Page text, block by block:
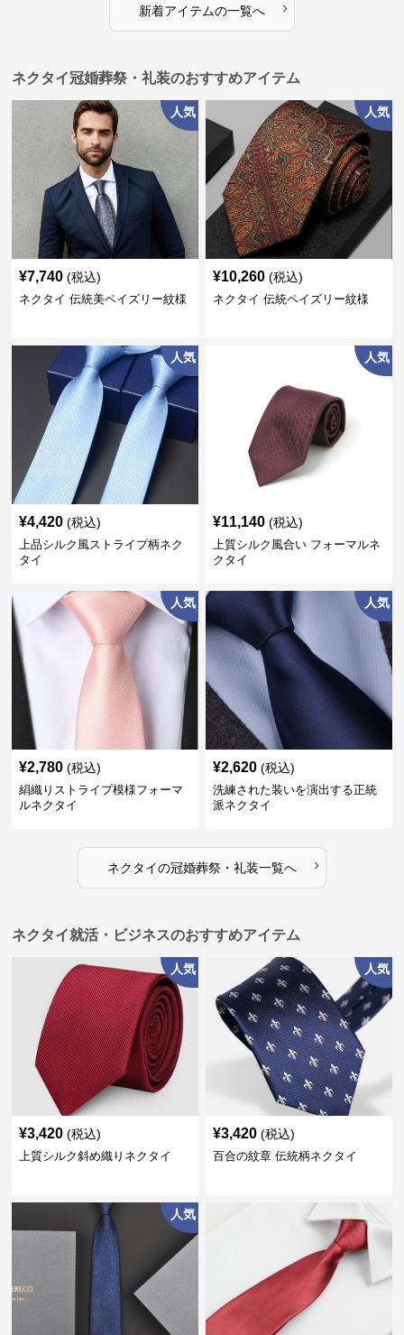
新着アイテムの一覧へ ›
ネクタイ冠婚葬祭・礼装のおすすめアイテム
人気
¥7,740 (税込)
ネクタイ 伝統美ペイズリー紋様
人気
¥10,260 (税込)
ネクタイ 伝統ペイズリー紋様
人気
¥4,420 (税込)
上品シルク風ストライプ柄ネク
タイ
人気
¥11,140 (税込)
上質シルク風合い フォーマルネ
クタイ
人気
¥2,780 (税込)
絹織りストライプ模様フォーマ
ルネクタイ
人気
¥2,620 (税込)
洗練された装いを演出する正統
派ネクタイ
ネクタイの冠婚葬祭・礼装一覧へ ›
ネクタイ就活・ビジネスのおすすめアイテム
人気
¥3,420 (税込)
上質シルク斜め織りネクタイ
人気
¥3,420 (税込)
百合の紋章 伝統柄ネクタイ
人気